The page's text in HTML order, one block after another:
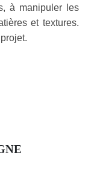
à manipuler les
et textures.